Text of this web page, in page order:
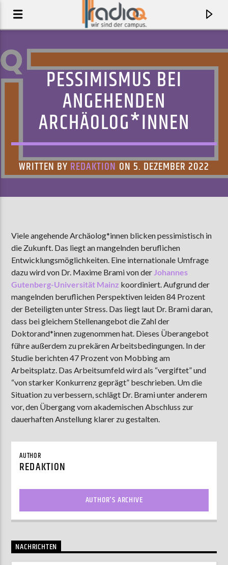
AKTUELLE SENDUNG
COFFEESHOP
09:00 12:00
ZU HÖREN INMünster90,9 MHzSteinfurt103,9 MHz
PESSIMISMUS BEI
ANGEHENDEN
ARCHÄOLOG*INNEN
WRITTEN BY REDAKTION ON 5. DEZEMBER 2022
Viele angehende Archäolog*innen blicken pessimistisch in
die Zukunft. Das liegt an mangelnden beruflichen
Entwicklungsmöglichkeiten. Eine internationale Umfrage
dazu wird von Dr. Maxime Brami von der Johannes
Gutenberg-Universität Mainz koordiniert. Aufgrund der
mangelnden beruflichen Perspektiven leiden 84 Prozent
der Beteiligten unter Stress. Das liegt laut Dr. Brami daran,
dass bei gleichem Stellenangebot die Zahl der
Doktorand*innen zugenommen hat. Dieses Überangebot
führe außerdem zu prekären Arbeitsbedingungen. In der
Studie berichten 47 Prozent von Mobbing am
Arbeitsplatz. Das Arbeitsumfeld wird als “vergiftet” und
“von starker Konkurrenz geprägt” beschrieben. Um die
Situation zu verbessern, schlägt Dr. Brami unter anderem
vor, den Übergang vom akademischen Abschluss zur
dauerhaften Anstellung klarer zu gestalten.
AUTHOR
REDAKTION
AUTHOR'S ARCHIVE
NACHRICHTEN